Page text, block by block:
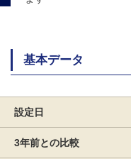
基本データ
設定日
3年前との比較